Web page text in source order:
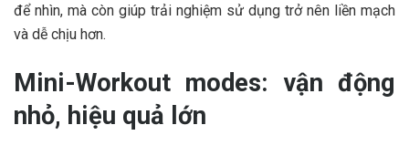
để nhìn, mà còn giúp trải nghiệm sử dụng trở nên liền mạch
và dễ chịu hơn.
Mini-Workout modes: vận động
nhỏ, hiệu quả lớn